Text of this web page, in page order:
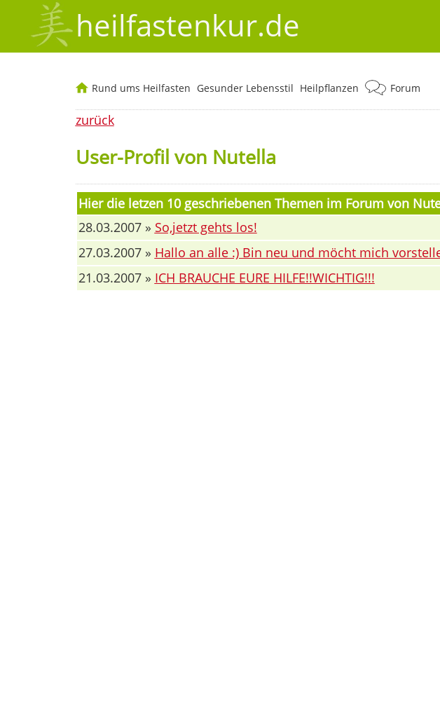
heilfastenkur.de
Rund ums Heilfasten Gesunder Lebensstil Heilpflanzen Forum
zurück
User-Profil von Nutella
Hier die letzen 10 geschriebenen Themen im Forum von
28.03.2007 » So,jetzt gehts los!
27.03.2007 » Hallo an alle :) Bin neu und möcht mich
21.03.2007 » ICH BRAUCHE EURE HILFE!!WICHTIG!!!